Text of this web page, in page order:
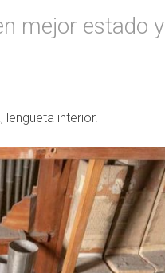
mejor estado y
interior.